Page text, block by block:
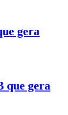
gera
que gera